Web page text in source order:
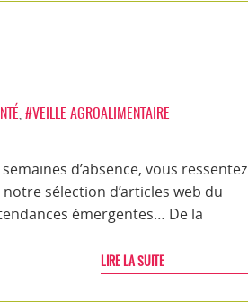
#VEILLE AGROALIMENTAIRE
d’absence, vous ressentez
sélection d’articles web du
émergentes… De la
LIRE LA SUITE